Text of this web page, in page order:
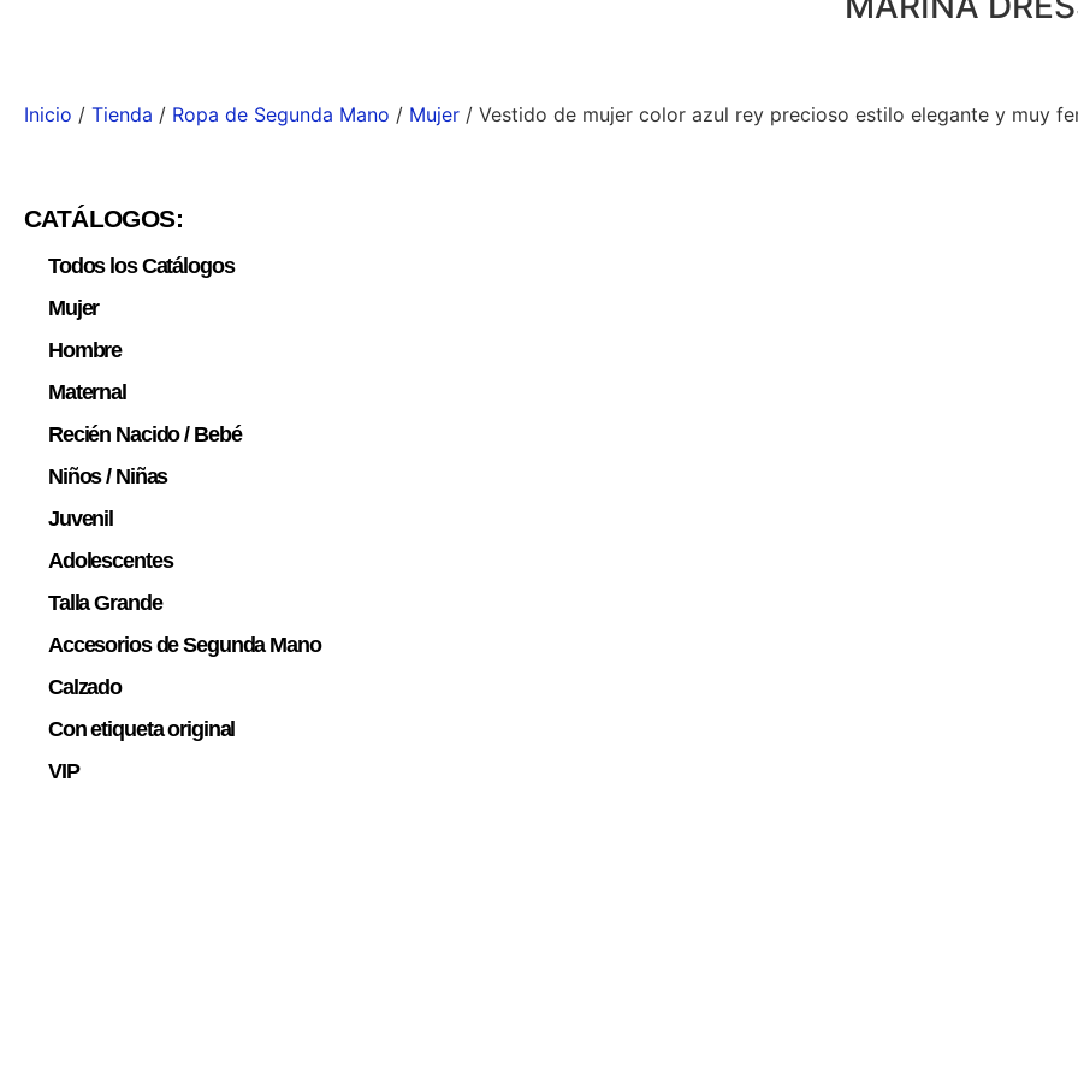
Inicio / Tienda / Ropa de Segunda Mano / Mujer / Vestido de mujer color azul rey precioso estilo elegante y muy
CATÁLOGOS:
Todos los Catálogos
Mujer
Hombre
Maternal
Recién Nacido / Bebé
Niños / Niñas
Juvenil
Adolescentes
Talla Grande
Accesorios de Segunda Mano
Calzado
Con etiqueta original
VIP